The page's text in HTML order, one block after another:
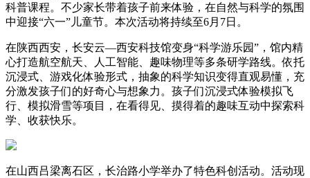
科普课程。不少家长带着孩子前来体验，在自然与科学的氛围
中迎接“六一”儿童节。本次活动将持续至6月7日。
在陕西西安，长安云—西安科技馆变身“科学游乐园”，馆内精
心打造航空航天、人工智能、趣味物理等多条研学路线。依托
沉浸式、游戏化体验形式，抽象的科学知识变得直观易懂，充
分激发孩子们的好奇心与想象力。孩子们沉浸式体验模拟飞
行、模拟滑雪等项目，在看得见、摸得着的趣味互动中探索科
学、收获快乐。
在山西吕梁离石区，长治路小学举办了特色科创活动。活动现